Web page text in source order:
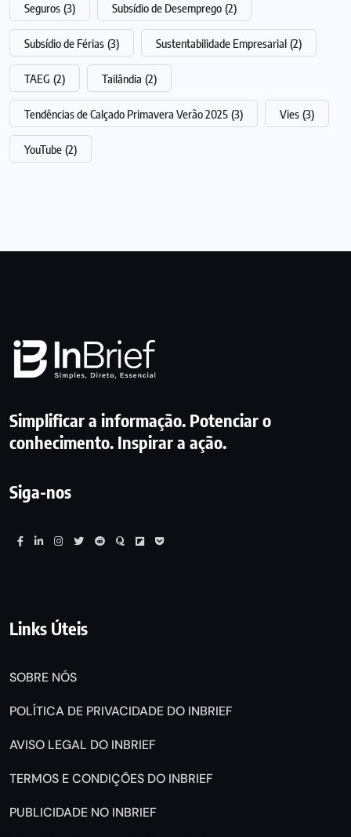
Seguros (3) Subsídio de Desemprego (2)
Subsídio de Férias (3) Sustentabilidade Empresarial (2)
TAEG (2) Tailândia (2)
Tendências de Calçado Primavera Verão 2025 (3) Vies (3)
YouTube (2)
Simplificar a informação. Potenciar o
conhecimento. Inspirar a ação.
Siga-nos
Links Úteis
SOBRE NÓS
POLÍTICA DE PRIVACIDADE DO INBRIEF
AVISO LEGAL DO INBRIEF
TERMOS E CONDIÇÕES DO INBRIEF
PUBLICIDADE NO INBRIEF